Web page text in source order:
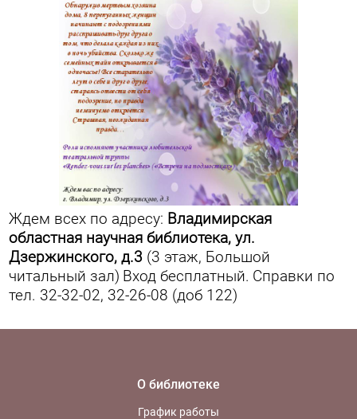
Ждем всех по адресу: Владимирская
областная научная библиотека, ул.
Дзержинского, д.3 (3 этаж, Большой
читальный зал) Вход бесплатный. Справки по
тел. 32-32-02, 32-26-08 (доб 122)
О библиотеке
График работы